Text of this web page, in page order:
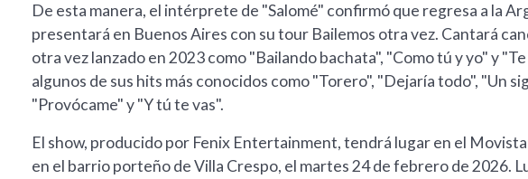
De esta manera, el intérprete de "Salomé" confirmó que regresa a la
presentará en Buenos Aires con su tour Bailemos otra vez. Cantará
otra vez lanzado en 2023 como "Bailando bachata", "Como tú y yo" y
algunos de sus hits más conocidos como "Torero", "Dejaría todo", "Un
"Provócame" y "Y tú te vas".
El show, producido por Fenix Entertainment, tendrá lugar en el
en el barrio porteño de Villa Crespo, el martes 24 de febrero de 2026.